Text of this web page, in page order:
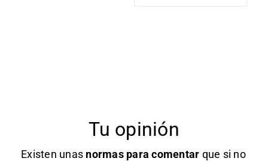
Tu opinión
Existen unas normas para comentar que si no